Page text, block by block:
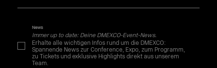
News
Immer up to date: Deine DMEXCO-Event-News.
Erhalte alle wichtigen Infos rund um die DMEXCO:
Spannende News zur Conference, Expo, zum Programm,
zu Tickets und exklusive Highlights direkt aus unserem
Team.